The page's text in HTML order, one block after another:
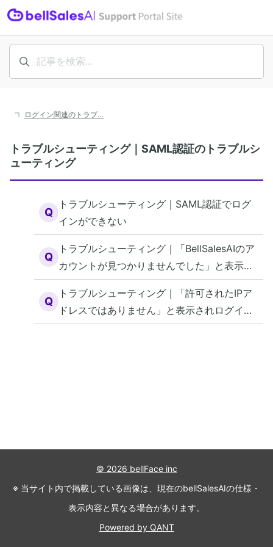
ログイン関連のトラブ…
トラブルシューティング｜SAML認証のトラブルシ
ューティング
Q
トラブルシューティング｜SAML認証でログ
インができない
Q
トラブルシューティング｜「BellSalesAIのア
カウントが見つかりませんでした」と表示さ
れログインができない
Q
トラブルシューティング｜「許可されたIPア
ドレスではありません」と表示されログイン
ができない
© 2026 bellFace inc
※ 当サイト内で掲載している画像は、現在のbellSalesAIの仕様・
表示内容と異なる場合があります。
Powered by QANT